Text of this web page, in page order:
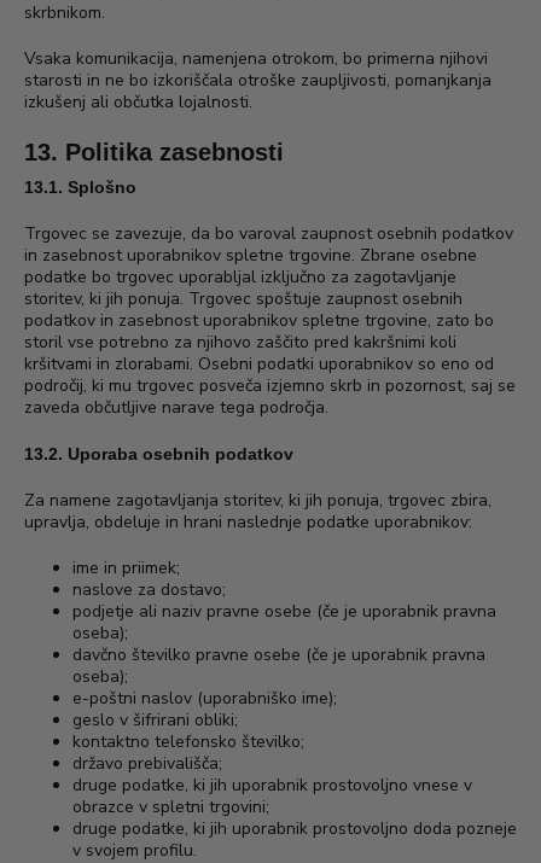
skrbnikom.
Vsaka komunikacija, namenjena otrokom, bo primerna njihovi
starosti in ne bo izkoriščala otroške zaupljivosti, pomanjkanja
izkušenj ali občutka lojalnosti.
13. Politika zasebnosti
13.1. Splošno
Trgovec se zavezuje, da bo varoval zaupnost osebnih podatkov
in zasebnost uporabnikov spletne trgovine. Zbrane osebne
podatke bo trgovec uporabljal izključno za zagotavljanje
storitev, ki jih ponuja. Trgovec spoštuje zaupnost osebnih
podatkov in zasebnost uporabnikov spletne trgovine, zato bo
storil vse potrebno za njihovo zaščito pred kakršnimi koli
kršitvami in zlorabami. Osebni podatki uporabnikov so eno od
področij, ki mu trgovec posveča izjemno skrb in pozornost, saj se
zaveda občutljive narave tega področja.
13.2. Uporaba osebnih podatkov
Za namene zagotavljanja storitev, ki jih ponuja, trgovec zbira,
upravlja, obdeluje in hrani naslednje podatke uporabnikov:
ime in priimek;
naslove za dostavo;
podjetje ali naziv pravne osebe (če je uporabnik pravna
oseba);
davčno številko pravne osebe (če je uporabnik pravna
oseba);
e-poštni naslov (uporabniško ime);
geslo v šifrirani obliki;
kontaktno telefonsko številko;
državo prebivališča;
druge podatke, ki jih uporabnik prostovoljno vnese v
obrazce v spletni trgovini;
druge podatke, ki jih uporabnik prostovoljno doda pozneje
v svojem profilu.